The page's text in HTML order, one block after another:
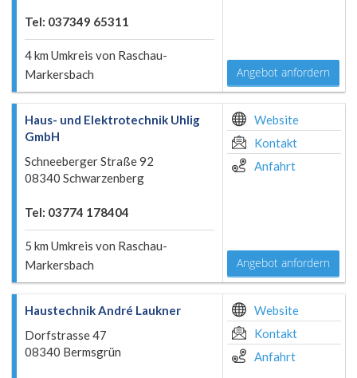
Tel: 037349 65311
4 km Umkreis von Raschau-
Markersbach
Angebot anfordern
Haus- und Elektrotechnik Uhlig
GmbH
Schneeberger Straße 92
08340 Schwarzenberg
Tel: 03774 178404
5 km Umkreis von Raschau-
Markersbach
Website
Kontakt
Anfahrt
Angebot anfordern
Haustechnik André Laukner
Dorfstrasse 47
08340 Bermsgrün
Website
Kontakt
Anfahrt